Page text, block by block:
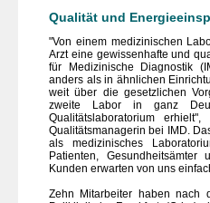
Qualität und
"Von einem medizinischen
Arzt eine gewissenhafte und
für Medizinische Diagnostik
anders als in ähnlichen
weit über die gesetzlichen
zweite Labor in ganz
Qualitätslaboratorium
Qualitätsmanagerin bei IMD.
als medizinisches
Patienten,
Kunden erwarten von uns
Zehn Mitarbeiter haben nach